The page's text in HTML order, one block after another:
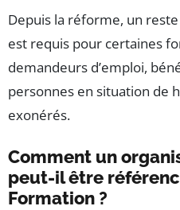
Depuis la réforme, un
est requis pour certaines
demandeurs d’emploi,
personnes en situation de
exonérés.
Comment un
peut-il être
Formation ?